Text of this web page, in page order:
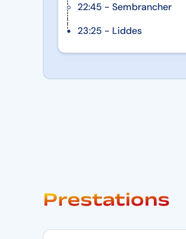
22:45 - Sembrancher
23:25 - Liddes
Prestations